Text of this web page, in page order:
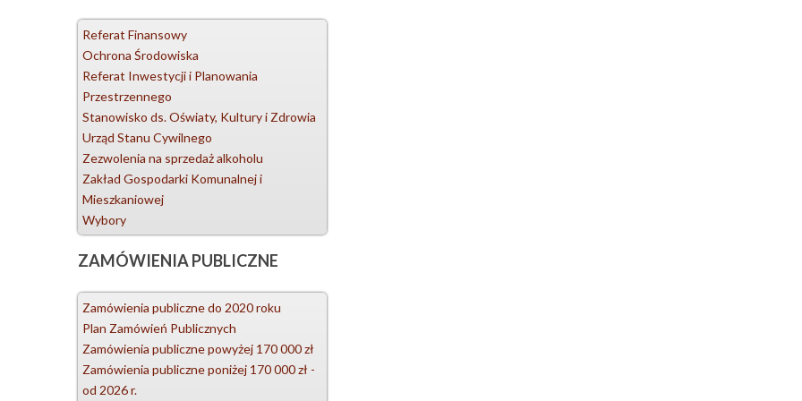
Referat Finansowy
Ochrona Środowiska
Referat Inwestycji i Planowania
Przestrzennego
Stanowisko ds. Oświaty, Kultury i Zdrowia
Urząd Stanu Cywilnego
Zezwolenia na sprzedaż alkoholu
Zakład Gospodarki Komunalnej i
Mieszkaniowej
Wybory
ZAMÓWIENIAPUBLICZNE
Zamówienia publiczne do 2020 roku
Plan Zamówień Publicznych
Zamówienia publiczne powyżej 170 000 zł
Zamówienia publiczne poniżej 170 000 zł -
od 2026 r.